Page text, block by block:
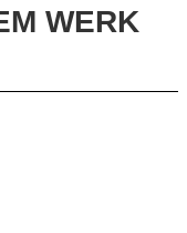
WERK